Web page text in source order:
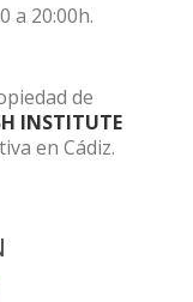
a 20:00h.
de
INSTITUTE
en Cádiz.